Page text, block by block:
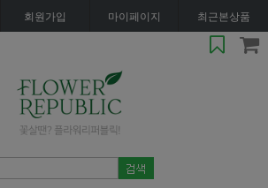
회원가입 마이페이지 최근본상품